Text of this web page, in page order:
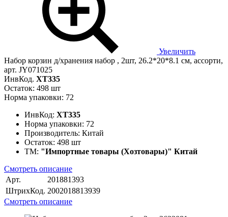
Увеличить
Набор корзин д/хранения набор , 2шт, 26.2*20*8.1 см, ассорти,
арт. JY071025
ИнвКод. ХТ335
Остаток: 498 шт
Норма упаковки: 72
ИнвКод: ХТ335
Норма упаковки: 72
Производитель: Китай
Остаток: 498 шт
ТМ: "Импортные товары (Хозтовары)" Китай
Смотреть описание
Арт.
201881393
ШтрихКод. 2002018813939
Смотреть описание